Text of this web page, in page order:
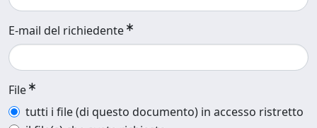
E-mail del richiedente
File
tutti i file (di questo documento) in accesso ristretto